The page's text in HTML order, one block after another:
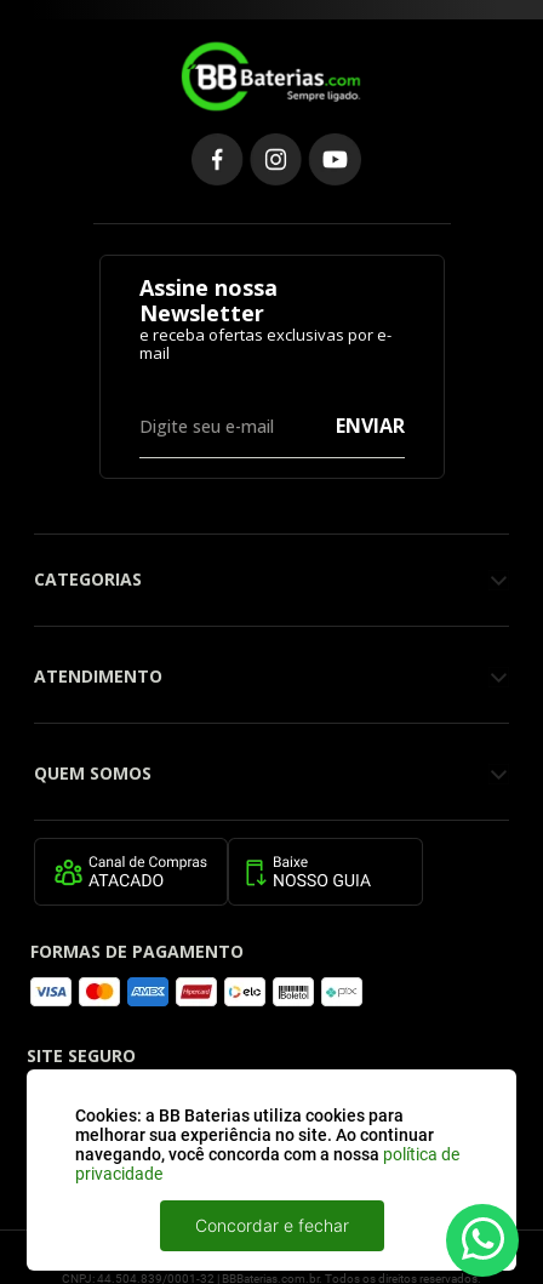
Cookies: a BB Baterias utiliza cookies para
melhorar sua experiência no site. Ao continuar
navegando, você concorda com a nossa política de
privacidade
Concordar e fechar
Assine nossa
Newsletter
ENVIAR
CATEGORIAS
ATENDIMENTO
QUEM SOMOS
FORMAS DE PAGAMENTO
SITE SEGURO
2026 © BBBaterias® é marca registrada de BB BATERIAS SOLUCOES EM ENERGIA E
CNPJ: 44.504.839/0001-32 | BBBaterias.com.br. Todos os direitos reservados.